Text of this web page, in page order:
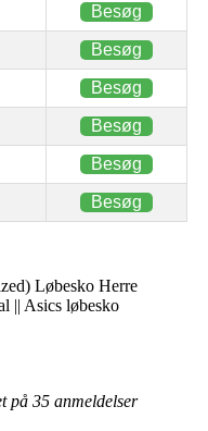
Besøg
Besøg
Besøg
Besøg
Besøg
Besøg
Løbesko Herre
|| Asics løbesko
på 35 anmeldelser